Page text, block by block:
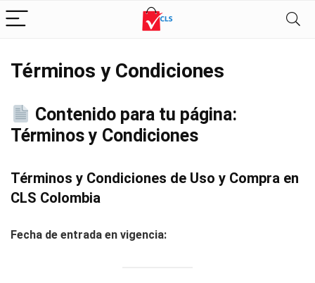
Términos y Condiciones
Contenido para tu página:
Términos y Condiciones
Términos y Condiciones de Uso y Compra en
CLS Colombia
Fecha de entrada en vigencia: